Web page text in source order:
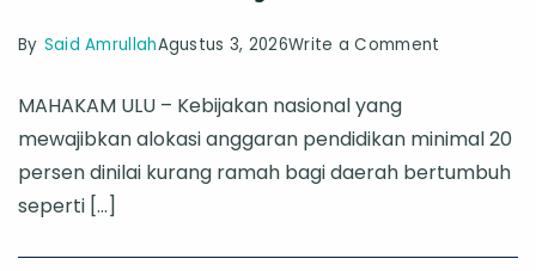
By Said AmrullahAgustus 3, 2026Write a Comment
Terhimpit
Regulasi
Bupati
MAHAKAM ULU – Kebijakan nasional yang
mewajibkan alokasi anggaran pendidikan minimal 20
persen dinilai kurang ramah bagi daerah bertumbuh
seperti […]